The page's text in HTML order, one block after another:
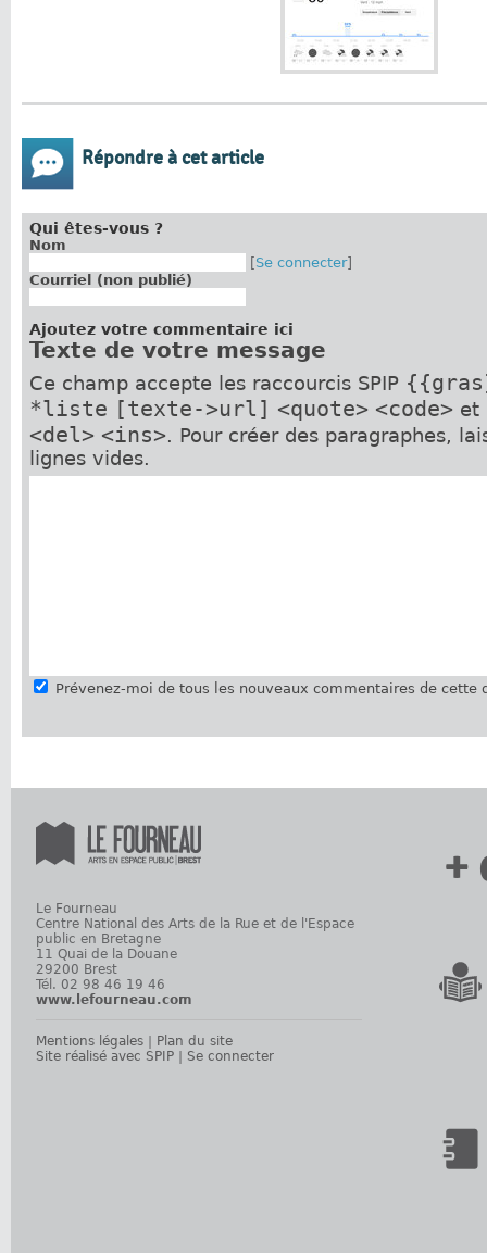
Répondre à cet article
Qui êtes-vous ?
Nom
[Se connecter]
Courriel (non publié)
Ajoutez votre commentaire ici
Texte de votre message
Ce champ accepte les raccourcis SPIP
*liste [texte->url] <quote> <code>et
<del> <ins>. Pour créer des paragraphes,
lignes vides.
Prévenez-moi de tous les nouveaux commentaires de cette
Le Fourneau
Centre National des Arts de la Rue et de l'Espace
public en Bretagne
11 Quai de la Douane
29200 Brest
Tél. 02 98 46 19 46
www.lefourneau.com
Mentions légales
Plan du site
Site réalisé avec SPIP
Se connecter
+